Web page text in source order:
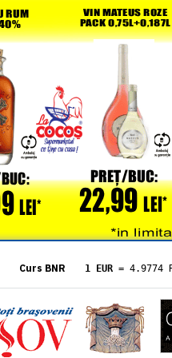
Curs BNR 1 EUR = 4.9774
= 5.8304
1 XAU= 464.4611
1 AED= 1.1933
1 AUD= 2.7957
1 BGN= 2.5449